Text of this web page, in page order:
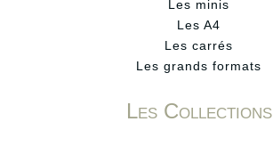
Les minis
Les A4
Les carrés
Les grands formats
Les Collections